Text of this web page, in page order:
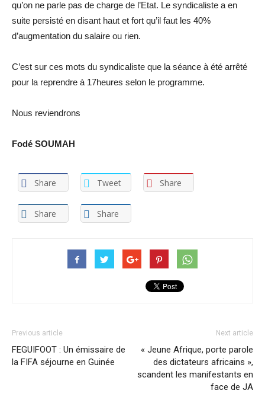
qu’on ne parle pas de charge de l’Etat. Le syndicaliste a en
suite persisté en disant haut et fort qu’il faut les 40%
d’augmentation du salaire ou rien.
C’est sur ces mots du syndicaliste que la séance à été arrêté
pour la reprendre à 17heures selon le programme.
Nous reviendrons
Fodé SOUMAH
Share Tweet Share
Share Share
Previous article
FEGUIFOOT : Un émissaire de
la FIFA séjourne en Guinée
Next article
« Jeune Afrique, porte parole
des dictateurs africains »,
scandent les manifestants en
face de JA